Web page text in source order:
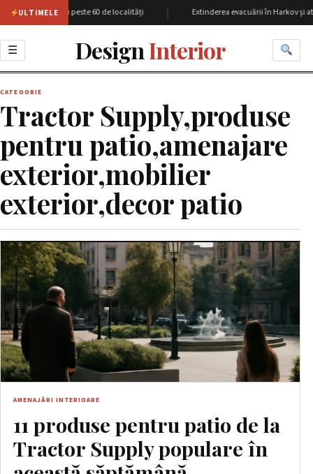
ULTIMELE
Harkov cu peste 60 de localități Extinderea evacuării în Harkov și
☰ DesignInterior
CATEGORIE
Tractor Supply,produse
pentru patio,amenajare
exterior,mobilier
exterior,decor patio
AMENAJĂRI INTERIOARE
11 produse pentru patio de la
Tractor Supply populare în